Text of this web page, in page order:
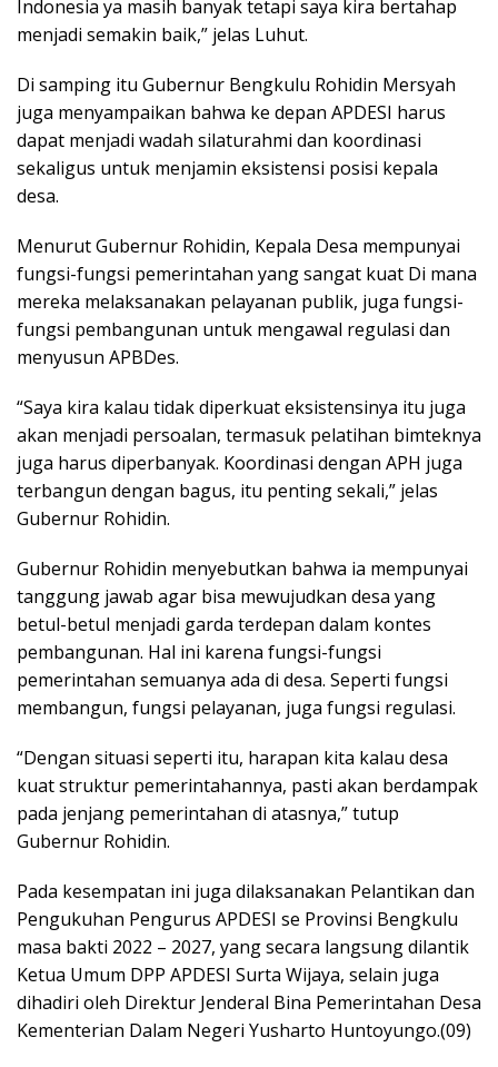
Indonesia ya masih banyak tetapi saya kira bertahap
menjadi semakin baik,” jelas Luhut.
Di samping itu Gubernur Bengkulu Rohidin Mersyah
juga menyampaikan bahwa ke depan APDESI harus
dapat menjadi wadah silaturahmi dan koordinasi
sekaligus untuk menjamin eksistensi posisi kepala
desa.
Menurut Gubernur Rohidin, Kepala Desa mempunyai
fungsi-fungsi pemerintahan yang sangat kuat Di mana
mereka melaksanakan pelayanan publik, juga fungsi-
fungsi pembangunan untuk mengawal regulasi dan
menyusun APBDes.
“Saya kira kalau tidak diperkuat eksistensinya itu juga
akan menjadi persoalan, termasuk pelatihan bimteknya
juga harus diperbanyak. Koordinasi dengan APH juga
terbangun dengan bagus, itu penting sekali,” jelas
Gubernur Rohidin.
Gubernur Rohidin menyebutkan bahwa ia mempunyai
tanggung jawab agar bisa mewujudkan desa yang
betul-betul menjadi garda terdepan dalam kontes
pembangunan. Hal ini karena fungsi-fungsi
pemerintahan semuanya ada di desa. Seperti fungsi
membangun, fungsi pelayanan, juga fungsi regulasi.
“Dengan situasi seperti itu, harapan kita kalau desa
kuat struktur pemerintahannya, pasti akan berdampak
pada jenjang pemerintahan di atasnya,” tutup
Gubernur Rohidin.
Pada kesempatan ini juga dilaksanakan Pelantikan dan
Pengukuhan Pengurus APDESI se Provinsi Bengkulu
masa bakti 2022 – 2027, yang secara langsung dilantik
Ketua Umum DPP APDESI Surta Wijaya, selain juga
dihadiri oleh Direktur Jenderal Bina Pemerintahan Desa
Kementerian Dalam Negeri Yusharto Huntoyungo.(09)